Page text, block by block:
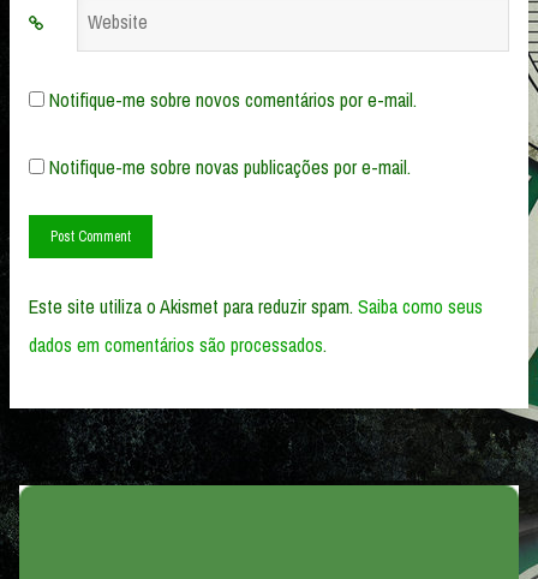
Website
Notifique-me sobre novos comentários por e-mail.
Notifique-me sobre novas publicações por e-mail.
Este site utiliza o Akismet para reduzir spam.Saiba como seus
dados em comentários são processados.